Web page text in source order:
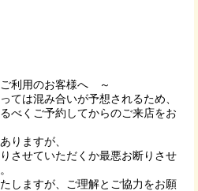
利用のお客様へ ～
ては混み合いが予想されるため、
べくご予約してからのご来店をお
りますが、
させていただくか最悪お断りさせ
しますが、ご理解とご協力をお願